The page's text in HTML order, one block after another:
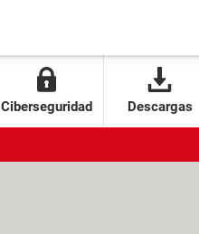
Ciberseguridad Descargas